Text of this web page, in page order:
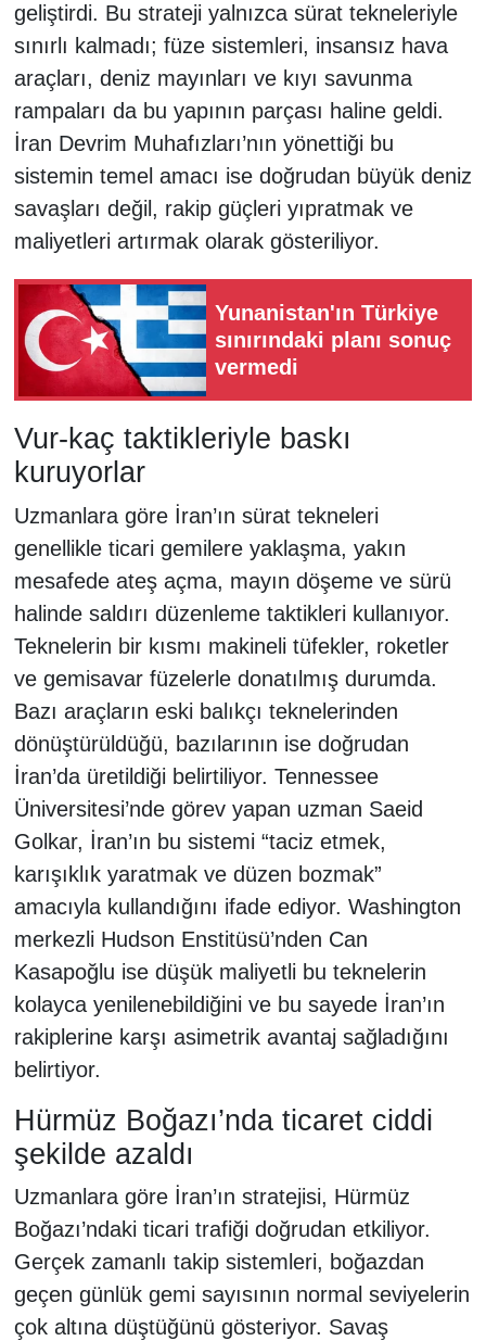
geliştirdi. Bu strateji yalnızca sürat tekneleriyle
sınırlı kalmadı; füze sistemleri, insansız hava
araçları, deniz mayınları ve kıyı savunma
rampaları da bu yapının parçası haline geldi.
İran Devrim Muhafızları’nın yönettiği bu
sistemin temel amacı ise doğrudan büyük deniz
savaşları değil, rakip güçleri yıpratmak ve
maliyetleri artırmak olarak gösteriliyor.
Yunanistan'ın Türkiye
sınırındaki planı sonuç
vermedi
Vur-kaç taktikleriyle baskı
kuruyorlar
Uzmanlara göre İran’ın sürat tekneleri
genellikle ticari gemilere yaklaşma, yakın
mesafede ateş açma, mayın döşeme ve sürü
halinde saldırı düzenleme taktikleri kullanıyor.
Teknelerin bir kısmı makineli tüfekler, roketler
ve gemisavar füzelerle donatılmış durumda.
Bazı araçların eski balıkçı teknelerinden
dönüştürüldüğü, bazılarının ise doğrudan
İran’da üretildiği belirtiliyor. Tennessee
Üniversitesi’nde görev yapan uzman Saeid
Golkar, İran’ın bu sistemi “taciz etmek,
karışıklık yaratmak ve düzen bozmak”
amacıyla kullandığını ifade ediyor. Washington
merkezli Hudson Enstitüsü’nden Can
Kasapoğlu ise düşük maliyetli bu teknelerin
kolayca yenilenebildiğini ve bu sayede İran’ın
rakiplerine karşı asimetrik avantaj sağladığını
belirtiyor.
Hürmüz Boğazı’nda ticaret ciddi
şekilde azaldı
Uzmanlara göre İran’ın stratejisi, Hürmüz
Boğazı’ndaki ticari trafiği doğrudan etkiliyor.
Gerçek zamanlı takip sistemleri, boğazdan
geçen günlük gemi sayısının normal seviyelerin
çok altına düştüğünü gösteriyor. Savaş